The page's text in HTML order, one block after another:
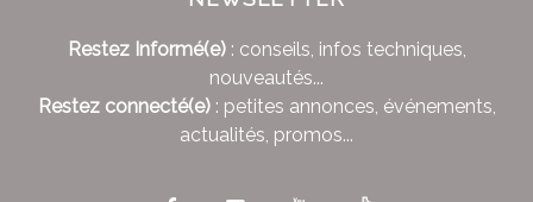
Restez Informé(e): conseils, infos techniques,
nouveautés...
Restez connecté(e): petites annonces, événements,
actualités, promos...